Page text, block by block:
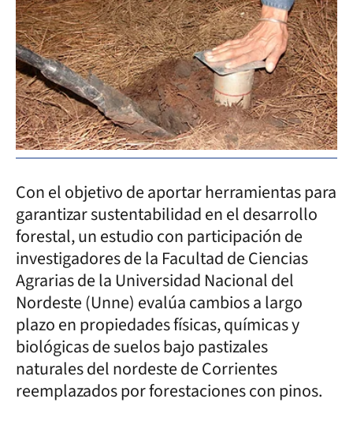
Con el objetivo de aportar herramientas para
garantizar sustentabilidad en el desarrollo
forestal, un estudio con participación de
investigadores de la Facultad de Ciencias
Agrarias de la Universidad Nacional del
Nordeste (Unne) evalúa cambios a largo
plazo en propiedades físicas, químicas y
biológicas de suelos bajo pastizales
naturales del nordeste de Corrientes
reemplazados por forestaciones con pinos.